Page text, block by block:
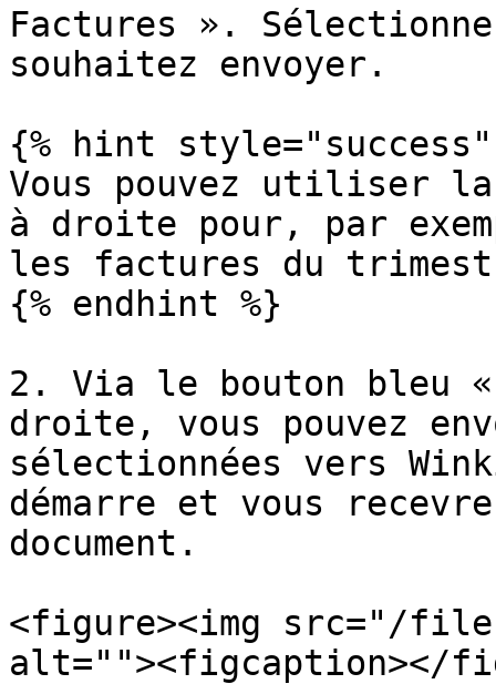
Factures ».
souhaitez envoyer.
{% hint style="success"
Vous pouvez utiliser
à droite pour, par
les factures du
{% endhint %}
2. Via le bouton bleu
droite, vous pouvez
sélectionnées vers
démarre et vous
document.
<figure><img src="/files/
alt=""><figcaption></